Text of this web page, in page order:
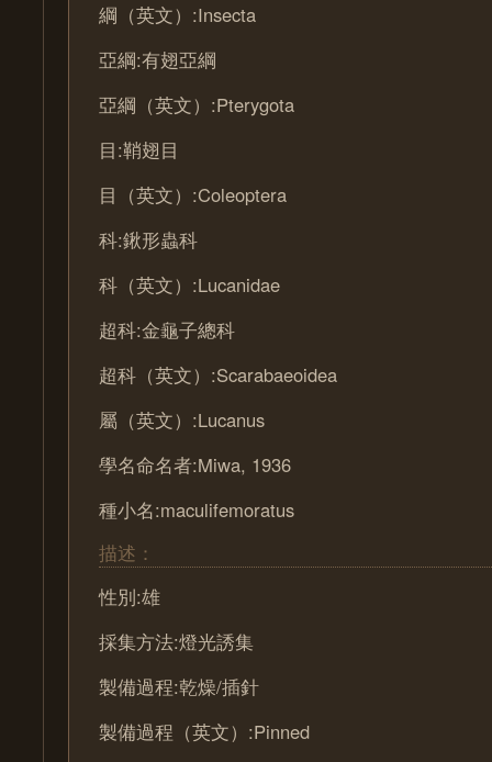
綱（英文）:Insecta
亞綱:有翅亞綱
亞綱（英文）:Pterygota
目:鞘翅目
目（英文）:Coleoptera
科:鍬形蟲科
科（英文）:Lucanidae
超科:金龜子總科
超科（英文）:Scarabaeoidea
屬（英文）:Lucanus
學名命名者:Miwa, 1936
種小名:maculifemoratus
描述：
性別:雄
採集方法:燈光誘集
製備過程:乾燥/插針
製備過程（英文）:Pinned